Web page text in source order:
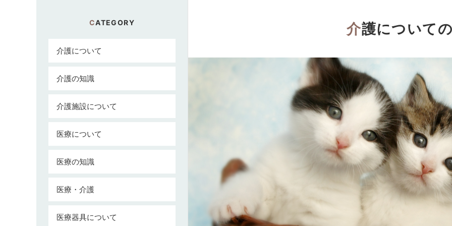
介護について
CATEGORY
介護について
介護の知識
介護施設について
医療について
医療の知識
医療・介護
医療器具について